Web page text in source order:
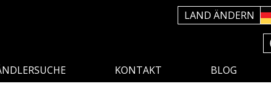
LAND ÄNDERN
KONTAKT BLOG